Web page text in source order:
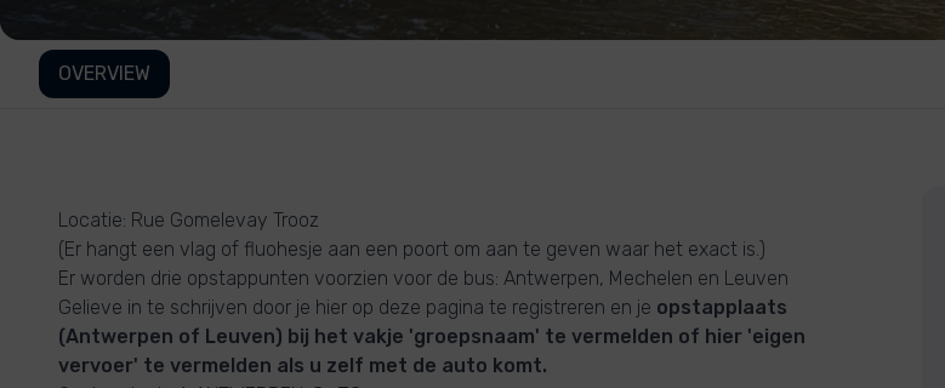
OVERVIEW
Locatie: Rue Gomelevay Trooz
(Er hangt een vlag of fluohesje aan een poort om aan te geven waar het exact is.)
Er worden drie opstappunten voorzien voor de bus: Antwerpen, Mechelen en Leuven
Gelieve in te schrijven door je hier op deze pagina te registreren en je opstapplaats
(Antwerpen of Leuven) bij het vakje 'groepsnaam' te vermelden of hier 'eigen
vervoer' te vermelden als u zelf met de auto komt.